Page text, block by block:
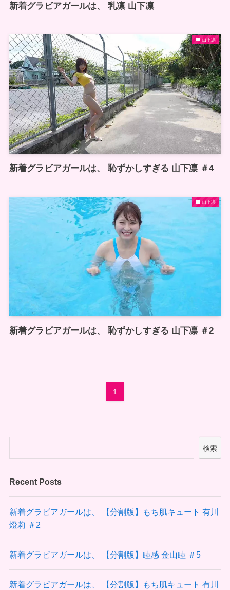
新着グラビアガールは、 乳凛 山下凛
山下凛
新着グラビアガールは、 恥ずかしすぎる 山下凛 ＃4
山下凛
新着グラビアガールは、 恥ずかしすぎる 山下凛 ＃2
1
検索
Recent Posts
新着グラビアガールは、 【分割版】もち肌キュート 有川
燈莉 ＃2
新着グラビアガールは、 【分割版】睦感 金山睦 ＃5
新着グラビアガールは、 【分割版】もち肌キュート 有川